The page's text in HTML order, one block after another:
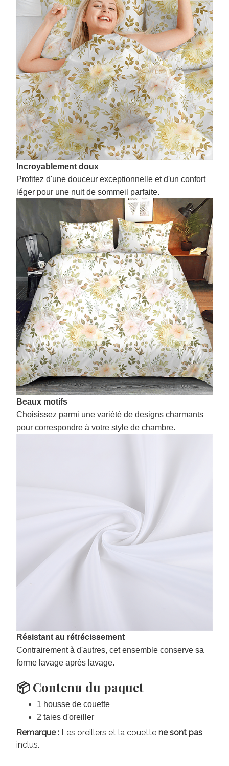
Incroyablement doux
Profitez d'une douceur exceptionnelle et d'un confort
léger pour une nuit de sommeil parfaite.
Beaux motifs
Choisissez parmi une variété de designs charmants
pour correspondre à votre style de chambre.
Résistant au rétrécissement
Contrairement à d'autres, cet ensemble conserve sa
forme lavage après lavage.
📦 Contenu du paquet
1 housse de couette
2 taies d'oreiller
Remarque : Les oreillers et la couette ne sont pas
inclus.